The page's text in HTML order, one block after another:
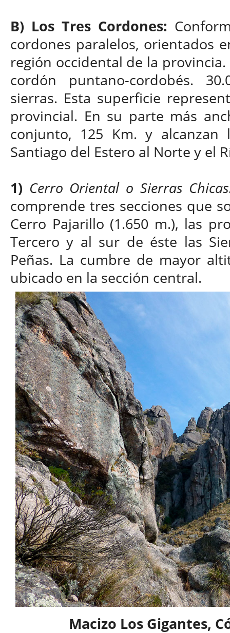
B) Los Tres Cordones:
cordones paralelos, orientados
región occidental de la
cordón puntano-cordobés.
sierras. Esta superficie
provincial. En su parte más
conjunto, 125 Km. y
Santiago del Estero al Norte y el
1) Cerro Oriental o Sierras
comprende tres secciones que
Сerro Pajarillo (1.650 m.), las
Tercero y al sur de éste las
Peñas. La cumbre de mayor
ubicado en la sección central.
Macizo Los Gigantes,